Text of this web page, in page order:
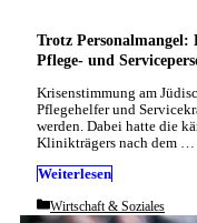
Trotz Personalmangel:
Pflege- und
Krisenstimmung am
Pflegehelfer und
werden. Dabei hatte die
Klinikträgers nach dem …
Weiterlesen
Categories
Wirtschaft & Soziales